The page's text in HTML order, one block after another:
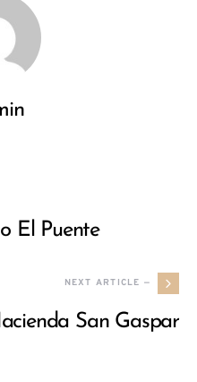
El Puente
NEXT ARTICLE —
San Gaspar